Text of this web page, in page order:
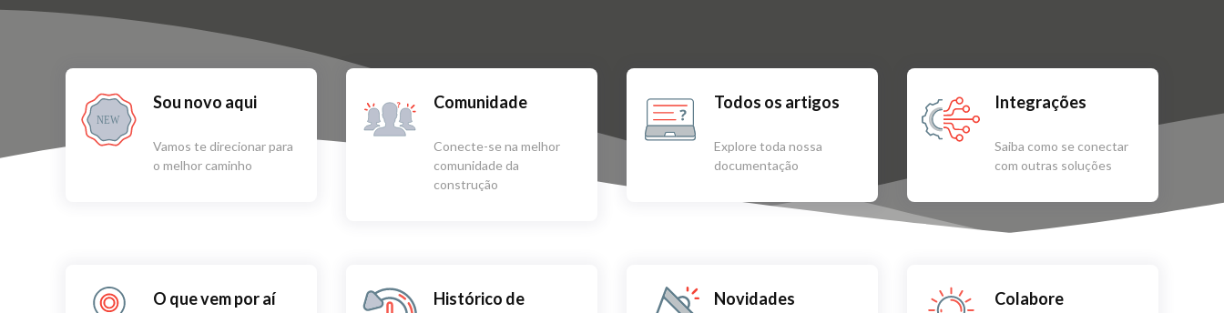
NEW
Sou novo aqui
Vamos te direcionar para
o melhor caminho
Comunidade
Conecte-se na melhor
comunidade da
construção
Todos os artigos
Explore toda nossa
documentação
Integrações
Saiba como se conectar
com outras soluções
O que vem por aí
Histórico de
Novidades Colabore